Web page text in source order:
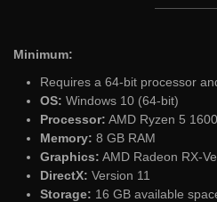
Minimum:
Requires a 64-bit processor
OS: Windows 10 (64-bit)
Processor: AMD Ryzen 5
Memory: 8 GB RAM
Graphics: AMD Radeon RX-
DirectX: Version 11
Storage: 16 GB available